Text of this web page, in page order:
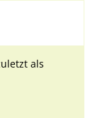
als